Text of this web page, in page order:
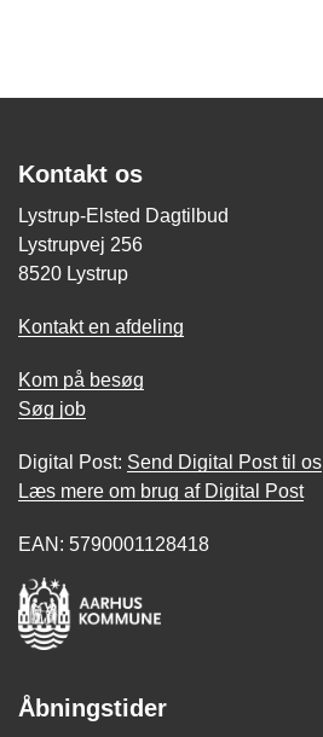
Kontakt os
Lystrup-Elsted Dagtilbud
Lystrupvej 256
8520 Lystrup
Kontakt en afdeling
Kom på besøg
Søg job
Digital Post: Send Digital Post til os
Læs mere om brug af Digital Post
EAN: 5790001128418
Åbningstider